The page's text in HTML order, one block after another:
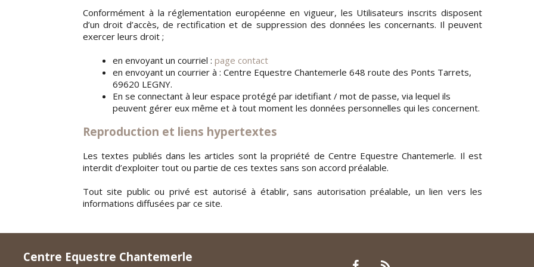
Conformément à la réglementation européenne en vigueur, les Utilisateurs inscrits disposent
d’un droit d’accès, de rectification et de suppression des données les concernants. Il peuvent
exercer leurs droit ;
en envoyant un courriel : page contact
en envoyant un courrier à : Centre Equestre Chantemerle 648 route des Ponts Tarrets,
69620 LEGNY.
En se connectant à leur espace protégé par idetifiant / mot de passe, via lequel ils
peuvent gérer eux même et à tout moment les données personnelles qui les concernent.
Reproduction et liens hypertextes
Les textes publiés dans les articles sont la propriété de Centre Equestre Chantemerle. Il est
interdit d’exploiter tout ou partie de ces textes sans son accord préalable.
Tout site public ou privé est autorisé à établir, sans autorisation préalable, un lien vers les
informations diffusées par ce site.
Centre Equestre Chantemerle